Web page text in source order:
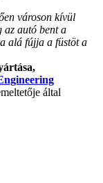
városon kívül
az autó bent a
alá fújja a füstöt a
által